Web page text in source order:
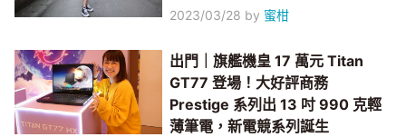
2023/03/28 by 蜜柑
出門｜旗艦機皇 17 萬元 Titan
GT77 登場！大好評商務
Prestige 系列出 13 吋 990 克輕
薄筆電，新電競系列誕生